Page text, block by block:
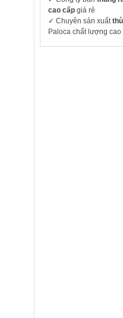
cao cấp giá rẻ
✓ Chuyên sản xuất
Paloca chất lượng cao